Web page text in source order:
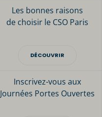
Les bonnes raisons
de choisir le CSO Paris
DÉCOUVRIR
Inscrivez-vous aux
Journées Portes Ouvertes